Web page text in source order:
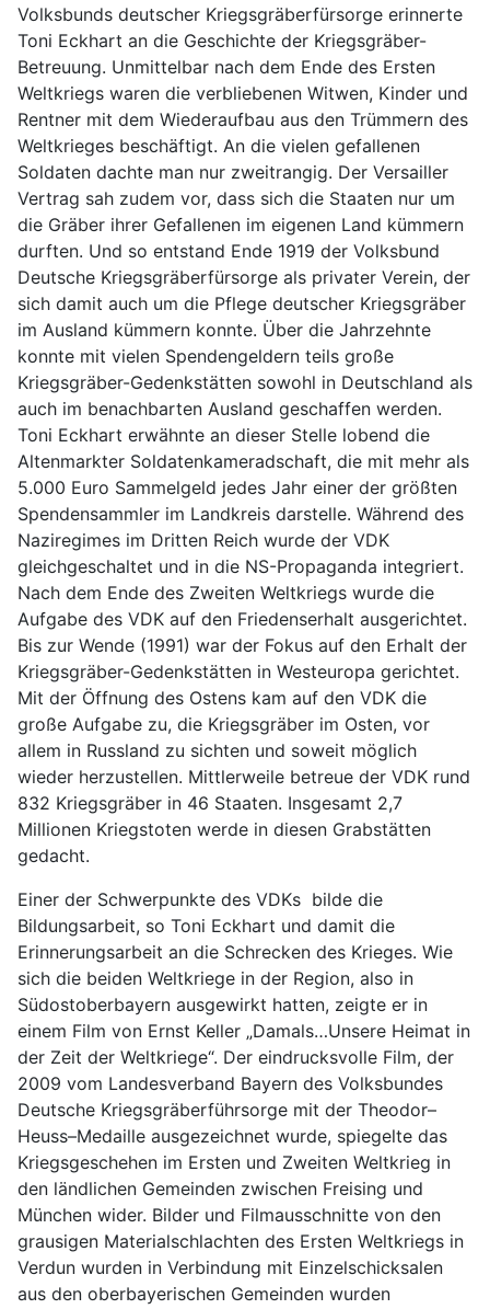
Volksbunds deutscher Kriegsgräberfürsorge erinnerte
Toni Eckhart an die Geschichte der Kriegsgräber-
Betreuung. Unmittelbar nach dem Ende des Ersten
Weltkriegs waren die verbliebenen Witwen, Kinder und
Rentner mit dem Wiederaufbau aus den Trümmern des
Weltkrieges beschäftigt. An die vielen gefallenen
Soldaten dachte man nur zweitrangig. Der Versailler
Vertrag sah zudem vor, dass sich die Staaten nur um
die Gräber ihrer Gefallenen im eigenen Land kümmern
durften. Und so entstand Ende 1919 der Volksbund
Deutsche Kriegsgräberfürsorge als privater Verein, der
sich damit auch um die Pflege deutscher Kriegsgräber
im Ausland kümmern konnte. Über die Jahrzehnte
konnte mit vielen Spendengeldern teils große
Kriegsgräber-Gedenkstätten sowohl in Deutschland als
auch im benachbarten Ausland geschaffen werden.
Toni Eckhart erwähnte an dieser Stelle lobend die
Altenmarkter Soldatenkameradschaft, die mit mehr als
5.000 Euro Sammelgeld jedes Jahr einer der größten
Spendensammler im Landkreis darstelle. Während des
Naziregimes im Dritten Reich wurde der VDK
gleichgeschaltet und in die NS-Propaganda integriert.
Nach dem Ende des Zweiten Weltkriegs wurde die
Aufgabe des VDK auf den Friedenserhalt ausgerichtet.
Bis zur Wende (1991) war der Fokus auf den Erhalt der
Kriegsgräber-Gedenkstätten in Westeuropa gerichtet.
Mit der Öffnung des Ostens kam auf den VDK die
große Aufgabe zu, die Kriegsgräber im Osten, vor
allem in Russland zu sichten und soweit möglich
wieder herzustellen. Mittlerweile betreue der VDK rund
832 Kriegsgräber in 46 Staaten. Insgesamt 2,7
Millionen Kriegstoten werde in diesen Grabstätten
gedacht.
Einer der Schwerpunkte des VDKs bilde die
Bildungsarbeit, so Toni Eckhart und damit die
Erinnerungsarbeit an die Schrecken des Krieges. Wie
sich die beiden Weltkriege in der Region, also in
Südostoberbayern ausgewirkt hatten, zeigte er in
einem Film von Ernst Keller „Damals…Unsere Heimat in
der Zeit der Weltkriege“. Der eindrucksvolle Film, der
2009 vom Landesverband Bayern des Volksbundes
Deutsche Kriegsgräberführsorge mit der Theodor–
Heuss–Medaille ausgezeichnet wurde, spiegelte das
Kriegsgeschehen im Ersten und Zweiten Weltkrieg in
den ländlichen Gemeinden zwischen Freising und
München wider. Bilder und Filmausschnitte von den
grausigen Materialschlachten des Ersten Weltkriegs in
Verdun wurden in Verbindung mit Einzelschicksalen
aus den oberbayerischen Gemeinden wurden